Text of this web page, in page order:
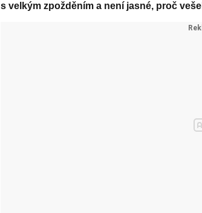
s velkým zpožděním a není jasné, proč